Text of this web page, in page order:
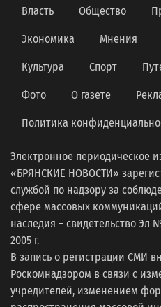
Власть Общество
Экономика Мнения
Культура Спорт
Фото О газете
Политика
Электронное периодическое
«БРЯНСКИЕ НОВОСТИ»
службой по надзору за
сфере массовых
наследия − свидетельство Эл
2005 г.
В запись о регистрации СМИ
Роскомнадзором в связи с
учредителей, изменением